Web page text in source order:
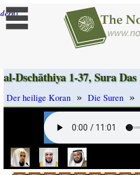
]
al-Dschāthiya 1-37, Sura
Der heilige Koran » Die Suren »